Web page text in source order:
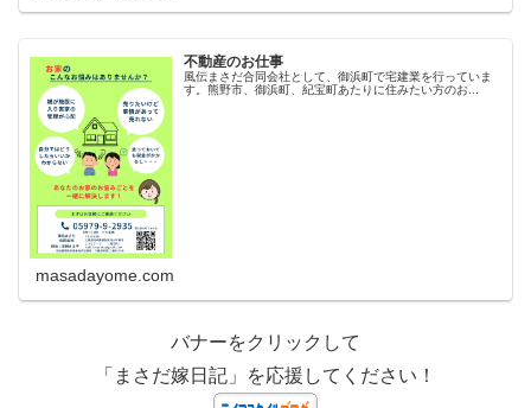
不動産のお仕事
風伝まさだ合同会社として、御浜町で宅建業を行っていま
す。熊野市、御浜町、紀宝町あたりに住みたい方のお...
masadayome.com
バナーをクリックして
「まさだ嫁日記」を応援してください！